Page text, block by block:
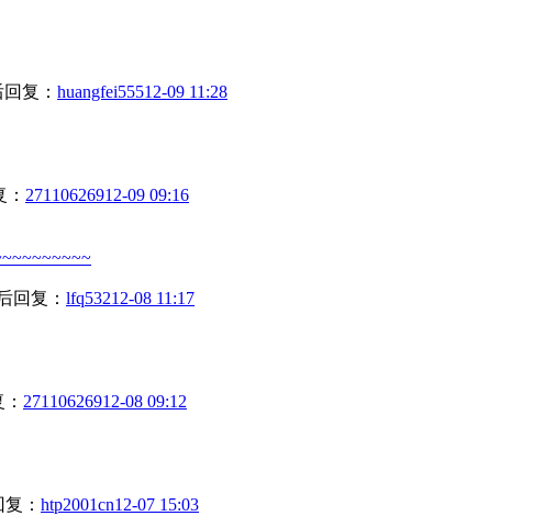
复： huangfei55512-09 11:28
27110626912-09 09:16
回复： lfq53212-08 11:17
27110626912-08 09:12
： htp2001cn12-07 15:03